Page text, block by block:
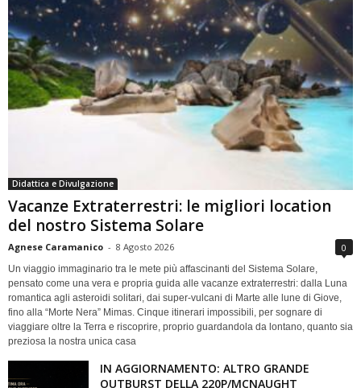
Didattica e Divulgazione
Vacanze Extraterrestri: le migliori location
del nostro Sistema Solare
Agnese Caramanico - 8 Agosto 2026 0
Un viaggio immaginario tra le mete più affascinanti del Sistema Solare,
pensato come una vera e propria guida alle vacanze extraterrestri: dalla Luna
romantica agli asteroidi solitari, dai super-vulcani di Marte alle lune di Giove,
fino alla “Morte Nera” Mimas. Cinque itinerari impossibili, per sognare di
viaggiare oltre la Terra e riscoprire, proprio guardandola da lontano, quanto sia
preziosa la nostra unica casa
IN AGGIORNAMENTO: ALTRO GRANDE
OUTBURST DELLA 220P/MCNAUGHT